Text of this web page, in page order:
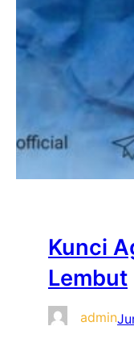
Kunci
Lembut
admin